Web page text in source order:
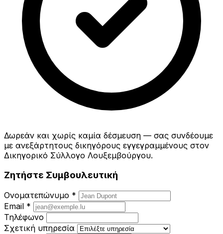
Δωρεάν και χωρίς καμία δέσμευση — σας συνδέουμε
με ανεξάρτητους δικηγόρους εγγεγραμμένους στον
Δικηγορικό Σύλλογο Λουξεμβούργου.
Ζητήστε Συμβουλευτική
Ονοματεπώνυμο *
Email *
Τηλέφωνο
Σχετική υπηρεσία